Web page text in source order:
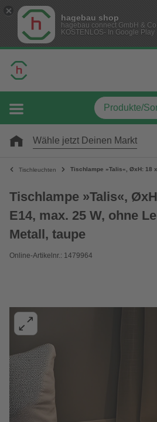
hagebau shop
hagebau connect GmbH &
KOSTENLOS- In Google Play
Wähle jetzt Deinen Markt
Tischleuchten Tischlampe »Talis«, ØxH: 18
Tischlampe »Talis«,
E14, max. 25 W, ohne
Metall, taupe
Online-Artikelnr.: 1479964